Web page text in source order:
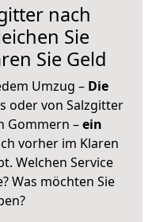
nach
Sie
Sie Geld
Umzug – Die
oder von Salzgitter
Gommern –ein
vorher im Klaren
Welchen Service
Was möchten Sie